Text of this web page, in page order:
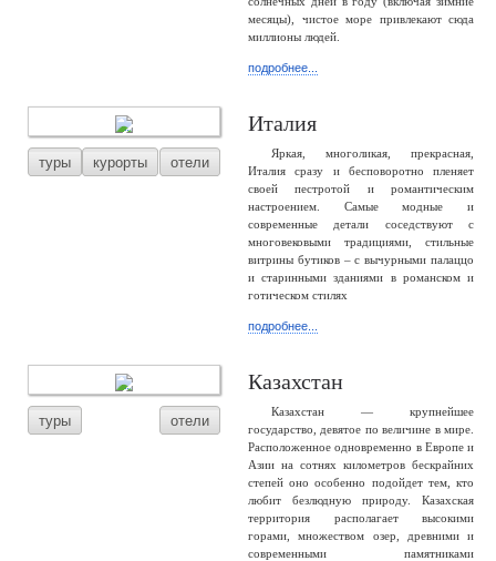
месяцы), чистое море привлекают сюда
миллионы людей.
подробнее...
туры курорты отели
Италия
Яркая, многоликая, прекрасная,
Италия сразу и бесповоротно пленяет
своей пестротой и романтическим
настроением. Самые модные и
современные детали соседствуют с
многовековыми традициями, стильные
витрины бутиков – с вычурными палаццо
и старинными зданиями в романском и
готическом стилях
подробнее...
туры отели
Казахстан
Казахстан — крупнейшее
государство, девятое по величине в мире.
Расположенное одновременно в Европе и
Азии на сотнях километров бескрайних
степей оно особенно подойдет тем, кто
любит безлюдную природу. Казахская
территория располагает высокими
горами, множеством озер, древними и
современными памятниками